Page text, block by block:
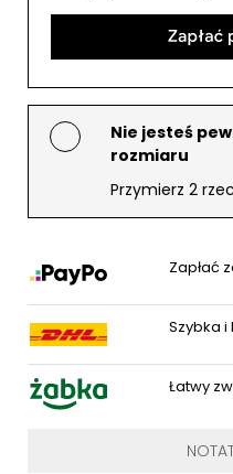
Nie jesteś
rozmiaru
Przymierz 2
Zapłać
Szybka i
Łatwy